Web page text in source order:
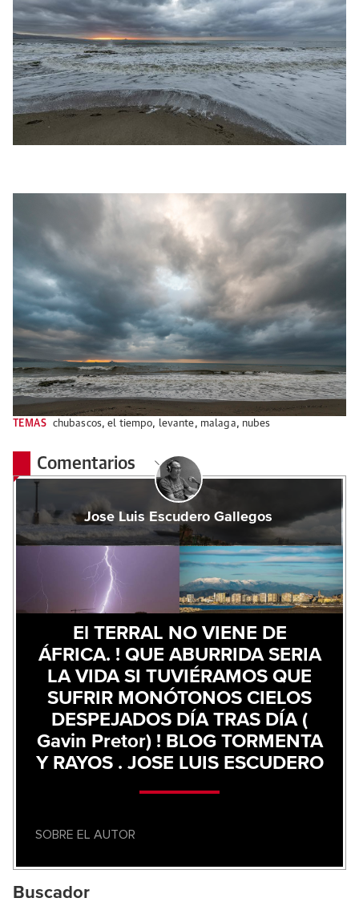
TEMAS chubascos,el tiempo, levante, malaga, nubes
Comentarios
Jose Luis Escudero Gallegos
El TERRAL NO VIENE DE
ÁFRICA. ! QUE ABURRIDA SERIA
LA VIDA SI TUVIÉRAMOS QUE
SUFRIR MONÓTONOS CIELOS
DESPEJADOS DÍA TRAS DÍA (
Gavin Pretor) ! BLOG TORMENTA
Y RAYOS . JOSE LUIS ESCUDERO
SOBRE EL AUTOR
Buscador